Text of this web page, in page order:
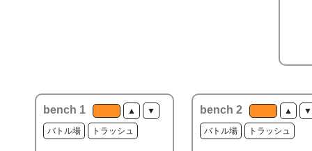
bench 1 ▲ ▼
バトル場 トラッシュ
bench 2 ▲ ▼
バトル場 トラッシュ